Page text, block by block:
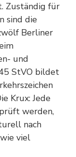
Zuständig für
sind die
Berliner
und
StVO bildet
Krux: Jede
werden,
nach
viel